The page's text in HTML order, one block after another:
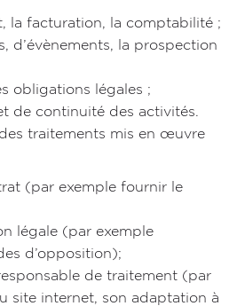
la facturation, la comptabilité ;
d’évènements, la prospection
obligations légales ;
de continuité des activités.
traitements mis en œuvre
(par exemple fournir le
légale (par exemple
d’opposition);
de traitement (par
site internet, son adaptation à